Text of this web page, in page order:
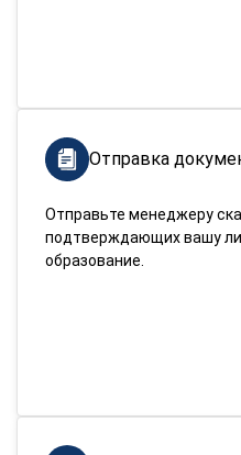
Отправка
Отправьте менеджеру
подтверждающих вашу
образование.